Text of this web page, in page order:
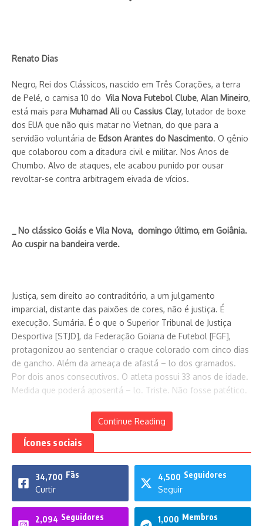
31 de agosto de 2022
As lutas de Rosemar Cardoso
28 de setembro de 2022
Curado será reeleito no SindJor
22 de julho de 2022
Renato Dias
Negro, Rei dos Clássicos, nascido em Três Corações, a terra
de Pelé, o camisa 10 do Vila Nova Futebol Clube, Alan Mineiro,
está mais para Muhamad Ali ou Cassius Clay, lutador de boxe
dos EUA que não quis matar no Vietnan, do que para a
servidão voluntária de Edson Arantes do Nascimento. O gênio
que colaborou com a ditadura civil e militar. Nos Anos de
Chumbo. Alvo de ataques, ele acabou punido por ousar
revoltar-se contra arbitragem eivada de vícios.
_ No clássico Goiás e Vila Nova, domingo último, em Goiânia.
Ao cuspir na bandeira verde.
Justiça, sem direito ao contraditório, a um julgamento
imparcial, distante das paixões de cores, não é justiça. É
execução. Sumária. É o que o Superior Tribunal de Justiça
Desportiva [STJD], da Federação Goiana de Futebol [FGF],
protagonizou ao sentenciar o craque colorado com cinco dias
de gancho. Além da ameaça de afastá – lo dos gramados.
Por dois anos consecutivos. O atleta possui 33 anos de idade.
Medida que poderá aposentá – lo. Triste. Não fosse patético.
_ Não custa lembrar. Os registros da História.
Presidente do Conselho Deliberativo do Goiás,
Pinheiro, que despreza até sua democracia interna, em 2011,
afirmou que o Vila Nova Futebol Clube apanhava, apanhava e
Continue Reading
Ícones sociais
34,700 Fãs
Curtir
4,500 Seguidores
Seguir
2,094 Seguidores
1,000 Membros